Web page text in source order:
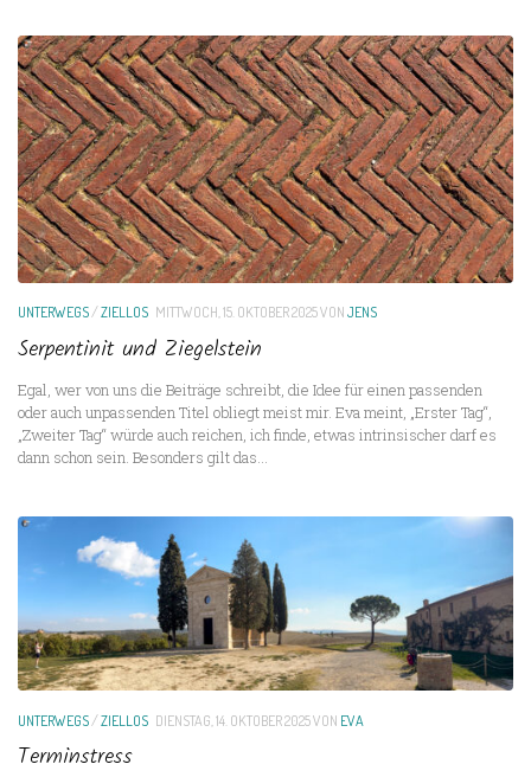
UNTERWEGS/ZIELLOS MITTWOCH, 15. OKTOBER 2025VONJENS
Serpentinit und Ziegelstein
Egal, wer von uns die Beiträge schreibt, die Idee für einen passenden
oder auch unpassenden Titel obliegt meist mir. Eva meint, „Erster Tag“,
„Zweiter Tag“ würde auch reichen, ich finde, etwas intrinsischer darf es
dann schon sein. Besonders gilt das...
UNTERWEGS/ZIELLOS DIENSTAG, 14. OKTOBER 2025VON EVA
Terminstress